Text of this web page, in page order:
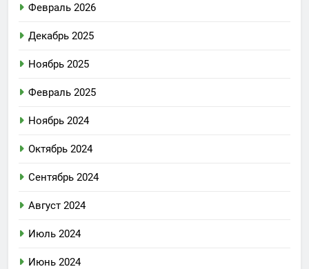
Февраль 2026
Декабрь 2025
Ноябрь 2025
Февраль 2025
Ноябрь 2024
Октябрь 2024
Сентябрь 2024
Август 2024
Июль 2024
Июнь 2024